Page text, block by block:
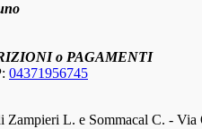
o PAGAMENTI
04371956745
L. e Sommacal C. -